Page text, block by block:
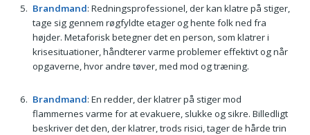
Brandmand: Redningsprofessionel, der kan klatre på stiger,
tage sig gennem røgfyldte etager og hente folk ned fra
højder. Metaforisk betegner det en person, som klatrer i
krisesituationer, håndterer varme problemer effektivt og når
opgaverne, hvor andre tøver, med mod og træning.
Brandmand: En redder, der klatrer på stiger mod
flammernes varme for at evakuere, slukke og sikre. Billedligt
beskriver det den, der klatrer, trods risici, tager de hårde trin